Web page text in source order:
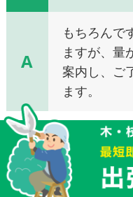
A
もちろんで
ますが、量
案内し、ご
ます。